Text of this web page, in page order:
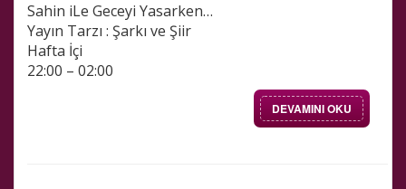
Sahin iLe Geceyi Yasarken…
Yayın Tarzı : Şarkı ve Şiir
Hafta İçi
22:00 – 02:00
DEVAMINI OKU